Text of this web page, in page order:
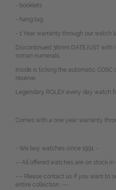
- booklets
- hang tag
- 1 Year warranty through our watch
Discontinued 36mm DATEJUST
roman numerals.
Inside is ticking the automatic
reserve.
Legendary ROLEX every day watch
Comes with a one year warranty
- We buy watches since 1991. -
-- All offered watches are on stock in
--- Please contact us if you want to
entire collection. ---